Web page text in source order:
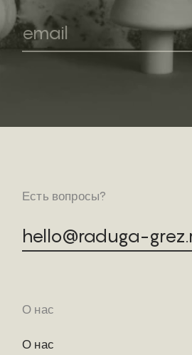
Есть вопросы?
hello@raduga-
О нас
О нас